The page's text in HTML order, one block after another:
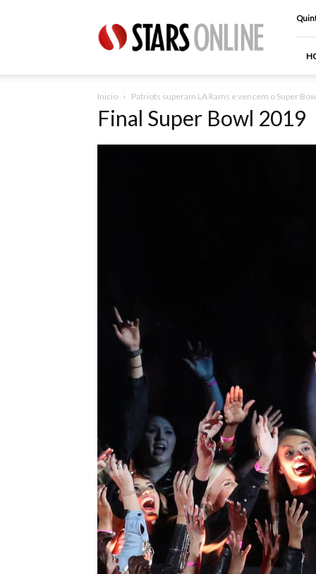
Online
Inicio Patriots superam LA Rams e vencem o Super
Final Super Bowl 2019